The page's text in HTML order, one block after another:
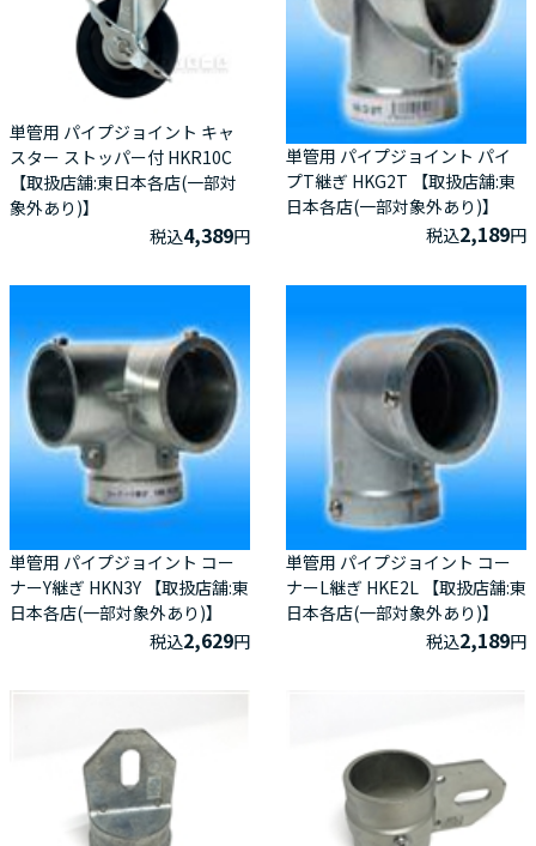
単管用 パイプジョイント キャ
スター ストッパー付 HKR10C
【取扱店舗:東日本各店(一部対
象外あり)】
税込4,389円
単管用 パイプジョイント パイ
プT継ぎ HKG2T 【取扱店舗:東
日本各店(一部対象外あり)】
税込2,189円
単管用 パイプジョイント コー
ナーY継ぎ HKN3Y 【取扱店舗:東
日本各店(一部対象外あり)】
税込2,629円
単管用 パイプジョイント コー
ナーL継ぎ HKE2L 【取扱店舗:東
日本各店(一部対象外あり)】
税込2,189円